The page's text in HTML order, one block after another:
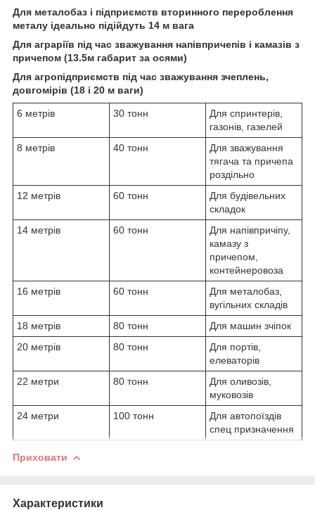
Для металобаз і підприємств вторинного перероблення
металу ідеально підійдуть 14 м вага
Для аграріїв під час зважування напівпричепів і камазів з
причепом (13.5м габарит за осями)
Для агропідприємств під час зважування зчеплень,
довгомірів (18 і 20 м ваги)
6 метрів 30 тонн
Для спринтерів,
газонів, газелей
8 метрів
40 тонн
Для зважування
тягача та причепа
роздільно
12 метрів
60 тонн
Для будівельних
складок
14 метрів
60 тонн
Для напівпричіпу,
камазу з
причепом,
контейнеровоза
16 метрів
60 тонн
Для металобаз,
вугільних складів
18 метрів
80 тонн
Для машин зчіпок
20 метрів
80 тонн
Для портів,
елеваторів
22 метри
80 тонн
Для оливозів,
муковозів
24 метри
100 тонн
Для автопоїздів
спец призначення
Приховати
Характеристики